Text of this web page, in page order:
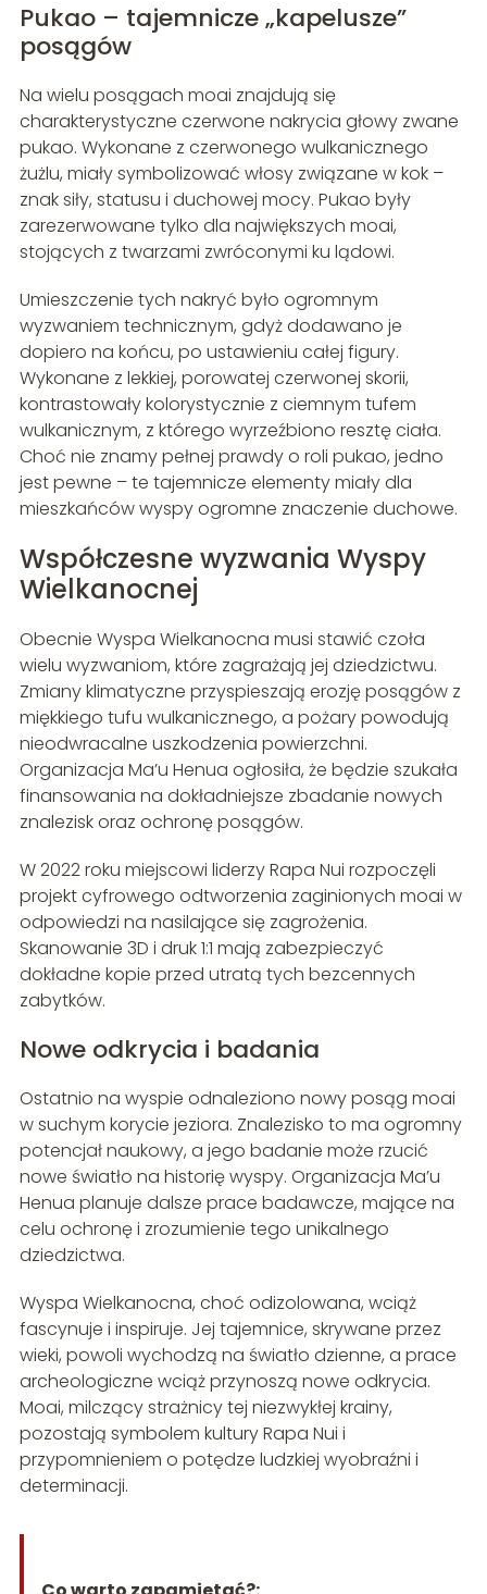
Pukao – tajemnicze „kapelusze”
posągów
Na wielu posągach moai znajdują się
charakterystyczne czerwone nakrycia głowy zwane
pukao. Wykonane z czerwonego wulkanicznego
żużlu, miały symbolizować włosy związane w kok –
znak siły, statusu i duchowej mocy. Pukao były
zarezerwowane tylko dla największych moai,
stojących z twarzami zwróconymi ku lądowi.
Umieszczenie tych nakryć było ogromnym
wyzwaniem technicznym, gdyż dodawano je
dopiero na końcu, po ustawieniu całej figury.
Wykonane z lekkiej, porowatej czerwonej skorii,
kontrastowały kolorystycznie z ciemnym tufem
wulkanicznym, z którego wyrzeźbiono resztę ciała.
Choć nie znamy pełnej prawdy o roli pukao, jedno
jest pewne – te tajemnicze elementy miały dla
mieszkańców wyspy ogromne znaczenie duchowe.
Współczesne wyzwania Wyspy
Wielkanocnej
Obecnie Wyspa Wielkanocna musi stawić czoła
wielu wyzwaniom, które zagrażają jej dziedzictwu.
Zmiany klimatyczne przyspieszają erozję posągów z
miękkiego tufu wulkanicznego, a pożary powodują
nieodwracalne uszkodzenia powierzchni.
Organizacja Ma’u Henua ogłosiła, że będzie szukała
finansowania na dokładniejsze zbadanie nowych
znalezisk oraz ochronę posągów.
W 2022 roku miejscowi liderzy Rapa Nui rozpoczęli
projekt cyfrowego odtworzenia zaginionych moai w
odpowiedzi na nasilające się zagrożenia.
Skanowanie 3D i druk 1:1 mają zabezpieczyć
dokładne kopie przed utratą tych bezcennych
zabytków.
Nowe odkrycia i badania
Ostatnio na wyspie odnaleziono nowy posąg moai
w suchym korycie jeziora. Znalezisko to ma ogromny
potencjał naukowy, a jego badanie może rzucić
nowe światło na historię wyspy. Organizacja Ma’u
Henua planuje dalsze prace badawcze, mające na
celu ochronę i zrozumienie tego unikalnego
dziedzictwa.
Wyspa Wielkanocna, choć odizolowana, wciąż
fascynuje i inspiruje. Jej tajemnice, skrywane przez
wieki, powoli wychodzą na światło dzienne, a prace
archeologiczne wciąż przynoszą nowe odkrycia.
Moai, milczący strażnicy tej niezwykłej krainy,
pozostają symbolem kultury Rapa Nui i
przypomnieniem o potędze ludzkiej wyobraźni i
determinacji.